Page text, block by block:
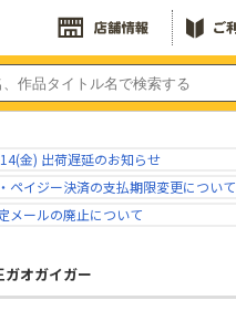
金) 出荷遅延のお知らせ
ペイジー決済の支払期限変更について
メールの廃止について
ガオガイガー